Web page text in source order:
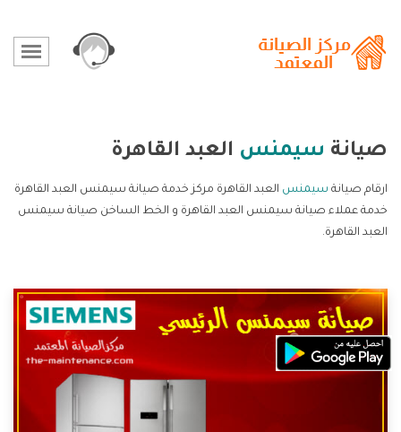
صيانة سيمنس العبد القاهرة
ارقام صيانة سيمنس العبد القاهرة مركز خدمة صيانة سيمنس العبد القاهرة
خدمة عملاء صيانة سيمنس العبد القاهرة و الخط الساخن صيانة سيمنس
العبد القاهرة.